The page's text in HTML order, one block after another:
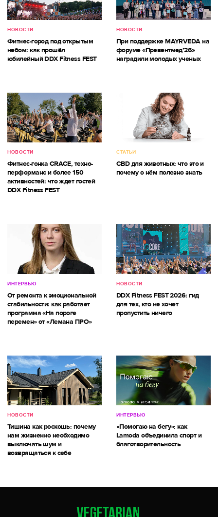
НОВОСТИ
Фитнес-город под открытым
небом: как прошёл
юбилейный DDX Fitness FEST
НОВОСТИ
При поддержке MAYRVEDA на
форуме «Превентмед’26»
наградили молодых ученых
НОВОСТИ
Фитнес-гонка CRACE, техно-
перформанс и более 150
активностей: что ждет гостей
DDX Fitness FEST
СТАТЬИ
CBD для животных: что это и
почему о нём полезно знать
ИНТЕРВЬЮ
От ремонта к эмоциональной
стабильности: как работает
программа «На пороге
перемен» от «Лемана ПРО»
НОВОСТИ
DDX Fitness FEST 2026: гид
для тех, кто не хочет
пропустить ничего
НОВОСТИ
Тишина как роскошь: почему
нам жизненно необходимо
выключать шум и
возвращаться к себе
ИНТЕРВЬЮ
«Помогаю на бегу»: как
Lamoda объединила спорт и
благотворительность